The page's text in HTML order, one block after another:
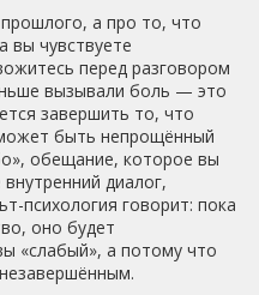
а про то, что
вы чувствуете
перед разговором
вызывали боль — это
завершить то, что
быть непрощённый
обещание, которое вы
диалог,
психология говорит: пока
оно будет
«слабый», а потому что